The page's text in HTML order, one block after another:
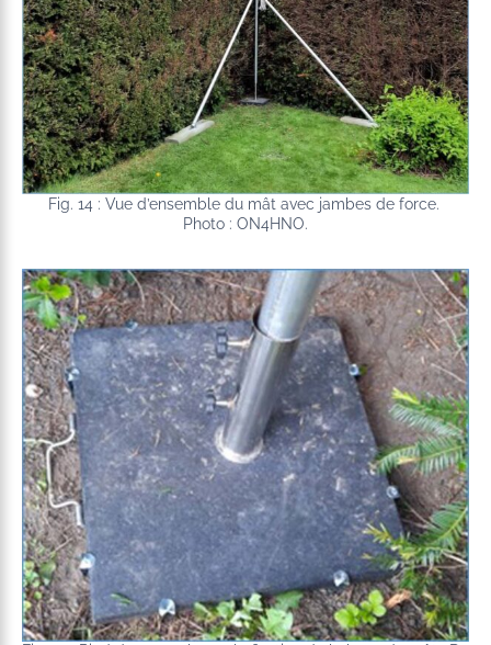
Fig. 14 : Vue d’ensemble du mât avec jambes de force.
Photo : ON4HNO.